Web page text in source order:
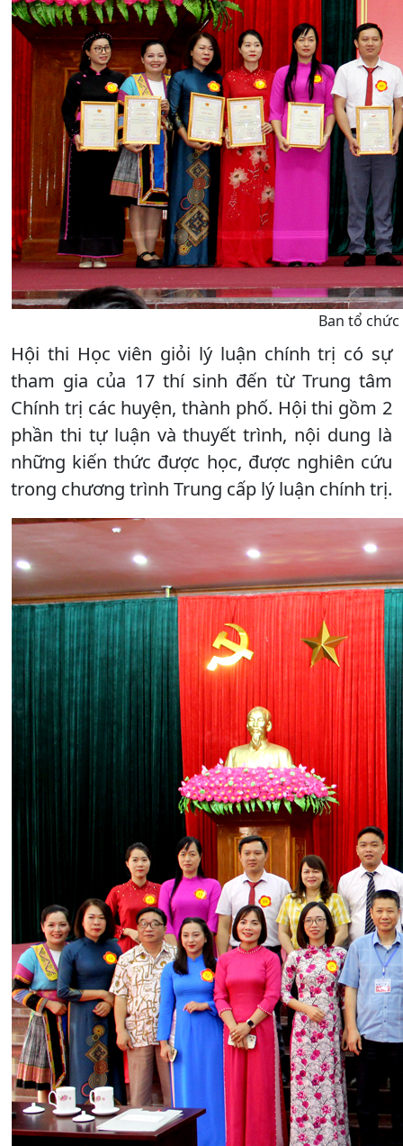
Ban tổ
Hội thi Học viên giỏi lý luận chính trị có sự
tham gia của 17 thí sinh đến từ Trung tâm
Chính trị các huyện, thành phố. Hội thi gồm 2
phần thi tự luận và thuyết trình, nội dung là
những kiến thức được học, được nghiên cứu
trong chương trình Trung cấp lý luận chính trị.